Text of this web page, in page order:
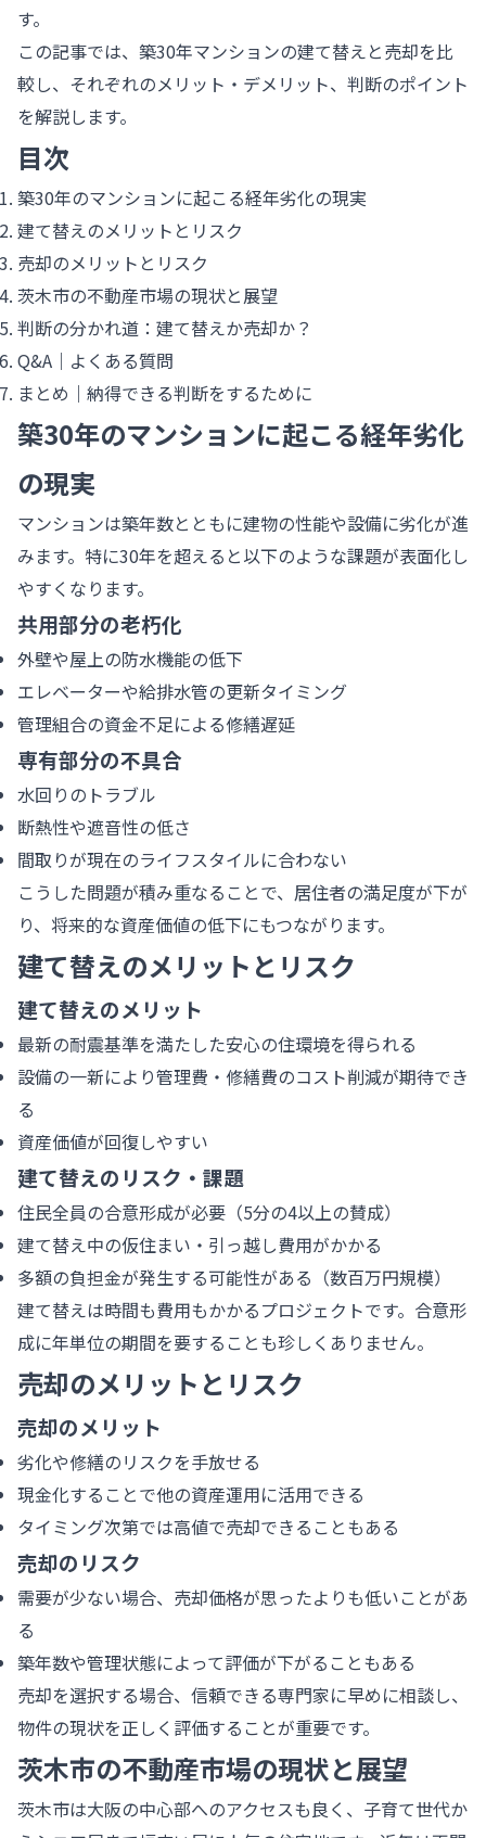
す。
この記事では、築30年マンションの建て替えと売却を比
較し、それぞれのメリット・デメリット、判断のポイント
を解説します。
目次
築30年のマンションに起こる経年劣化の現実
建て替えのメリットとリスク
売却のメリットとリスク
茨木市の不動産市場の現状と展望
判断の分かれ道：建て替えか売却か？
Q&A｜よくある質問
まとめ｜納得できる判断をするために
築30年のマンションに起こる経年劣化
の現実
マンションは築年数とともに建物の性能や設備に劣化が進
みます。特に30年を超えると以下のような課題が表面化し
やすくなります。
共用部分の老朽化
外壁や屋上の防水機能の低下
エレベーターや給排水管の更新タイミング
管理組合の資金不足による修繕遅延
専有部分の不具合
水回りのトラブル
断熱性や遮音性の低さ
間取りが現在のライフスタイルに合わない
こうした問題が積み重なることで、居住者の満足度が下が
り、将来的な資産価値の低下にもつながります。
建て替えのメリットとリスク
建て替えのメリット
最新の耐震基準を満たした安心の住環境を得られる
設備の一新により管理費・修繕費のコスト削減が期待でき
る
資産価値が回復しやすい
建て替えのリスク・課題
住民全員の合意形成が必要（5分の4以上の賛成）
建て替え中の仮住まい・引っ越し費用がかかる
多額の負担金が発生する可能性がある（数百万円規模）
建て替えは時間も費用もかかるプロジェクトです。合意形
成に年単位の期間を要することも珍しくありません。
売却のメリットとリスク
売却のメリット
劣化や修繕のリスクを手放せる
現金化することで他の資産運用に活用できる
タイミング次第では高値で売却できることもある
売却のリスク
需要が少ない場合、売却価格が思ったよりも低いことがあ
る
築年数や管理状態によって評価が下がることもある
売却を選択する場合、信頼できる専門家に早めに相談し、
物件の現状を正しく評価することが重要です。
茨木市の不動産市場の現状と展望
茨木市は大阪の中心部へのアクセスも良く、子育て世代か